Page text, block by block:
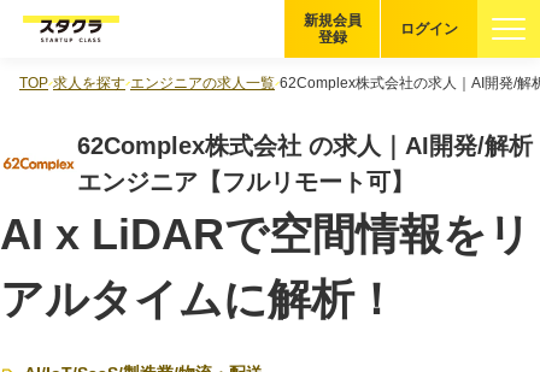
企業を探す
適性診断 無料・5分
スタクラが選ばれる理由
スタートアップ厳選の仕組み
ログイン
新規会員
登録
TOP 求人を探す エンジニアの求人一覧 62Complex株式会社の求人｜AI開発/解
62Complex株式会社 の求人｜AI開発/解析
エンジニア【フルリモート可】
AI x LiDARで空間情報をリ
アルタイムに解析！